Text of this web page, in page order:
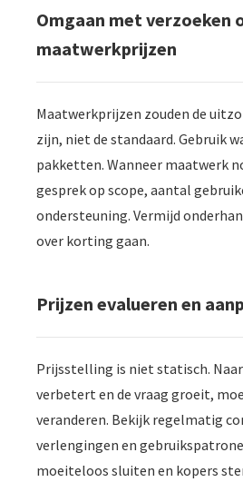
Omgaan met verzoeken
maatwerkprijzen
Maatwerkprijzen zouden de
zijn, niet de standaard. Gebruik
pakketten. Wanneer maatwerk
gesprek op scope, aantal
ondersteuning. Vermijd
over korting gaan.
Prijzen evalueren en
Prijsstelling is niet statisch.
verbetert en de vraag groeit,
veranderen. Bekijk regelmatig
verlengingen en
moeiteloos sluiten en kopers